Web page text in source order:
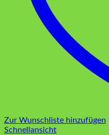
Zur Wunschliste hinzufügen
Schnellansicht